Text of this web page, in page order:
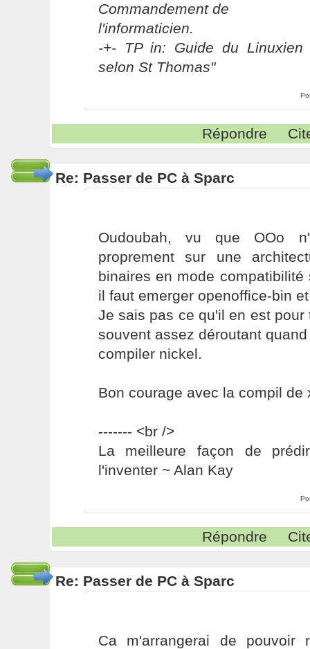
Commandement de
l'informaticien.
-+- TP in: Guide du Linuxien
selon St Thomas"
Répondre
Re: Passer de PC à Sparc
Oudoubah, vu que OOo
proprement sur une
binaires en mode
il faut emerger openoffice-bin
Je sais pas ce qu'il en est
souvent assez déroutant
compiler nickel.
Bon courage avec la compil de
------- <br />
La meilleure façon de
l'inventer ~ Alan Kay
Répondre
Re: Passer de PC à Sparc
Ca m'arrangerai de pouvoir